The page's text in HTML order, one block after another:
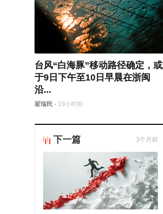
台风“白海豚”移动路径确定，或
于9日下午至10日早晨在浙闽
沿...
翟瑞民 · 19小时前
下一篇 3个月前